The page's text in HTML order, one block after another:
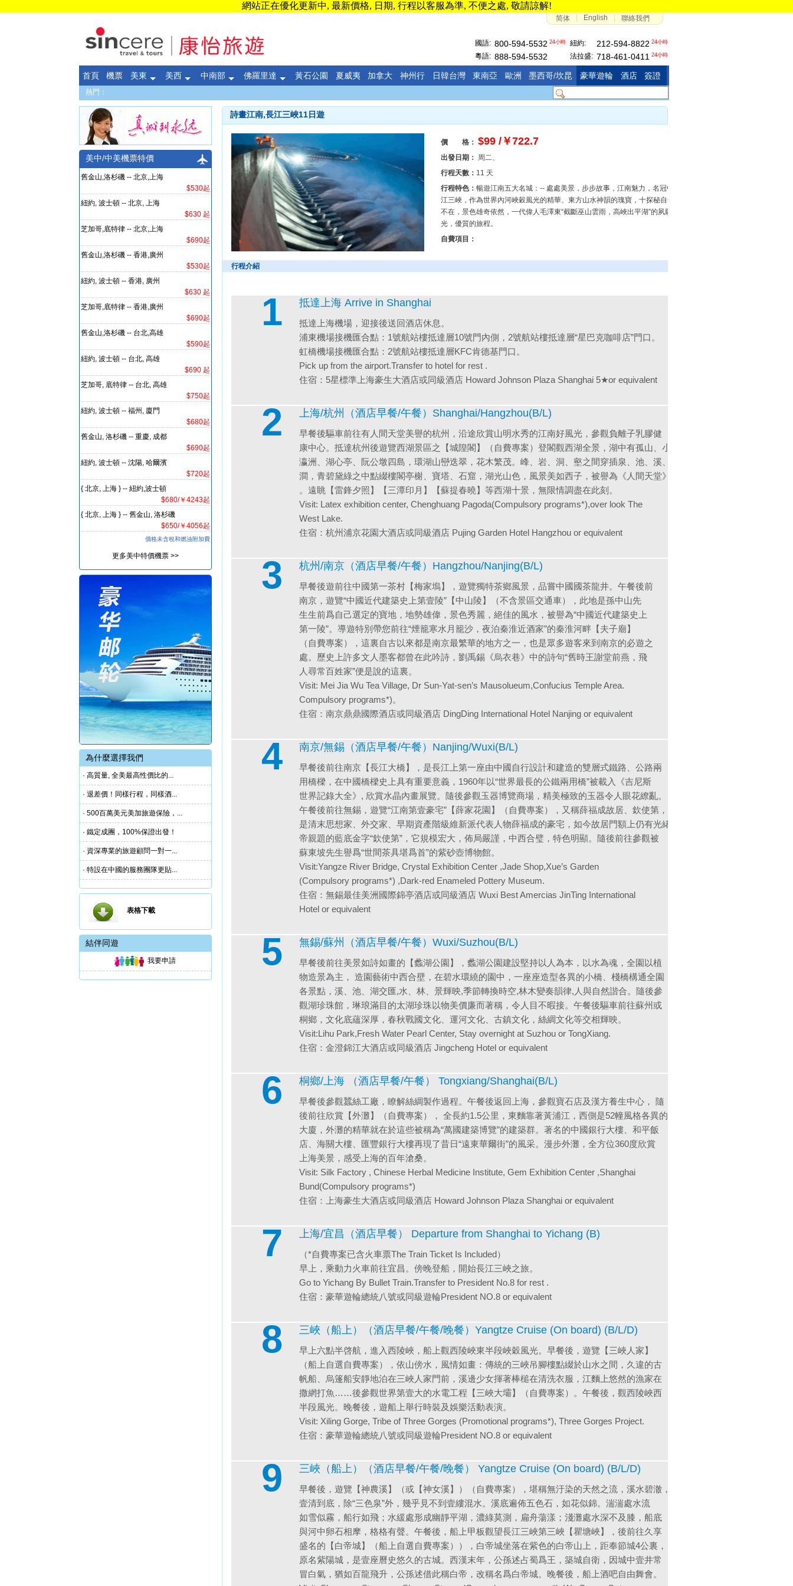
網站正在優化更新中, 最新價格, 日期, 行程以客服為準, 不便之處, 敬請諒解!
简体 English 聯絡我們
國語: 800-594-5532 24小時 紐約: 212-594-8822 24小時
粵語: 888-594-5532 法拉盛: 718-461-0411 24小時
首頁 機票 美東 美西 中南部 佛羅里達 黃石公園 夏威夷 加拿大 神州行 日韓台灣 東南亞 歐洲 墨西哥/坎昆 豪華遊輪 酒店 簽證
熱門：
美中/中美機票特價
舊金山,洛杉磯 -- 北京,上海
$530起
紐約, 波士頓 -- 北京, 上海
$630 起
芝加哥,底特律 -- 北京,上海
$690起
舊金山,洛杉磯 -- 香港,廣州
$530起
紐約, 波士頓 -- 香港, 廣州
$630 起
芝加哥,底特律 -- 香港,廣州
$690起
舊金山,洛杉磯 -- 台北,高雄
$590起
紐約, 波士頓 -- 台北, 高雄
$690 起
芝加哥, 底特律 -- 台北, 高雄
$750起
紐約, 波士頓 -- 福州, 廈門
$680起
舊金山, 洛杉磯 -- 重慶, 成都
$690起
紐約, 波士頓 -- 沈陽, 哈爾濱
$720起
{ 北京, 上海 } -- 紐約,波士頓
$680/￥4243起
{ 北京, 上海 } -- 舊金山, 洛杉磯
$650/￥4056起
價格未含稅和燃油附加費
更多美中特價機票 >>
為什麼選擇我們
· 高質量, 全美最高性價比的...
· 退差價！同樣行程，同樣酒...
· 500百萬美元美加旅遊保險，...
· 鐵定成團，100%保證出發！
· 資深專業的旅遊顧問一對一...
· 特設在中國的服務團隊更貼...
表格下載
結伴同遊
我要申請
詩畫江南,長江三峽11日遊
價 格： $99/￥722.7
出發日期： 周二、
行程天數： 11 天
行程特色： 暢遊江南五大名城：-- 處處美景，步步故事，江南魅力，名冠中華 ★長江三峽：-- 萬裏長江、孕育了
江三峽，作為世界內河峽穀風光的精華、東方山水神韻的瑰寶，十探秘自然、尋根文化、品味人生的旅遊勝地。
不在，景色雄奇依然，一代偉人毛澤東“截斷巫山雲雨，高峽出平湖”的夙願變成了現實。 ★-- 乘坐豪華五星長江
光，優質的旅程。
自費項目：
行程介紹
1 抵達上海 Arrive in Shanghai
抵達上海機場，迎接後送回酒店休息。
浦東機場接機匯合點：1號航站樓抵達層10號門內側，2號航站樓抵達層“星巴克咖啡店”門口。
虹橋機場接機匯合點：2號航站樓抵達層KFC肯德基門口。
Pick up from the airport.Transfer to hotel for rest .
住宿：5星標準上海豪生大酒店或同級酒店 Howard Johnson Plaza Shanghai 5★or equivalent
2 上海/杭州（酒店早餐/午餐）Shanghai/Hangzhou(B/L)
早餐後驅車前往有人間天堂美譽的杭州，沿途欣賞山明水秀的江南好風光，參觀負離子乳膠健
康中心。抵達杭州後遊覽西湖景區之【城隍閣】（自費專案）登閣觀西湖全景，湖中有孤山、小
瀛洲、湖心亭、阮公墩四島，環湖山巒迭翠，花木繁茂。峰、岩、洞、壑之間穿插泉、池、溪、
澗，青碧黛綠之中點綴樓閣亭榭、寶塔、石窟，湖光山色，風景美如西子，被譽為《人間天堂》
。遠眺【雷鋒夕照】【三潭印月】【蘇提春曉】等西湖十景，無限情調盡在此刻。
Visit: Latex exhibition center, Chenghuang Pagoda(Compulsory programs*),over look The
West Lake.
住宿：杭州浦京花園大酒店或同級酒店 Pujing Garden Hotel Hangzhou or equivalent
3 杭州/南京（酒店早餐/午餐）Hangzhou/Nanjing(B/L)
早餐後遊前往中國第一茶村【梅家塢】，遊覽獨特茶鄉風景，品嘗中國國茶龍井。午餐後前
南京，遊覽“中國近代建築史上第壹陵”【中山陵】（不含景區交通車），此地是孫中山先
生生前爲自己選定的寶地，地勢雄偉，景色秀麗，絕佳的風水，被譽為“中國近代建築史上
第一陵”。導遊特別帶您前往“煙籠寒水月籠沙，夜泊秦淮近酒家”的秦淮河畔【夫子廟】
（自費專案），這裏自古以來都是南京最繁華的地方之一，也是眾多遊客來到南京的必遊之
處。歷史上許多文人墨客都曾在此吟詩，劉禹錫《烏衣巷》中的詩句“舊時王謝堂前燕，飛
人尋常百姓家”便是說的這裏。
Visit: Mei Jia Wu Tea Village, Dr Sun-Yat-sen’s Mausolueum,Confucius Temple Area.
Compulsory programs*)。
住宿：南京鼎鼎國際酒店或同級酒店 DingDing International Hotel Nanjing or equivalent
4 南京/無錫（酒店早餐/午餐）Nanjing/Wuxi(B/L)
早餐後前往南京【長江大橋】，是長江上第一座由中國自行設計和建造的雙層式鐵路、公路兩
用橋樑，在中國橋樑史上具有重要意義，1960年以“世界最長的公鐵兩用橋”被載入《吉尼斯
世界記錄大全》, 欣賞水晶內畫展覽。隨後參觀玉器博覽商場，精美極致的玉器令人眼花繚亂。
午餐後前往無錫，遊覽“江南第壹豪宅”【薛家花園】（自費專案），又稱薛福成故居、欽使第，
是清末思想家、外交家、早期資產階級維新派代表人物薛福成的豪宅，如今故居門額上仍有光緒
帝親題的藍底金字“欽使第”，它規模宏大，佈局嚴謹，中西合璧，特色明顯。隨後前往參觀被
蘇東坡先生譽爲“世間茶具堪爲首”的紫砂壺博物館。
Visit:Yangze River Bridge, Crystal Exhibition Center ,Jade Shop,Xue’s Garden
(Compulsory programs*) ,Dark-red Enameled Pottery Museum.
住宿：無錫最佳美洲國際錦亭酒店或同級酒店 Wuxi Best Amercias JinTing International
Hotel or equivalent
5 無錫/蘇州（酒店早餐/午餐）Wuxi/Suzhou(B/L)
早餐後前往美景如詩如畫的【蠡湖公園】，蠡湖公園建設堅持以人為本，以水為魂，全園以植
物造景為主， 造園藝術中西合壁，在碧水環繞的園中，一座座造型各異的小橋、棧橋構通全園
各景點，溪、池、湖交匯,水、林、景輝映,季節轉換時空,林木變奏韻律,人與自然諧合。隨後參
觀湖珍珠館，琳琅滿目的太湖珍珠以物美價廉而著稱，令人目不暇接。午餐後驅車前往蘇州或
桐鄉，文化底蘊深厚，春秋戰國文化、運河文化、古鎮文化，絲綢文化等交相輝映。
Visit:Lihu Park,Fresh Water Pearl Center, Stay overnight at Suzhou or TongXiang.
住宿：金澄錦江大酒店或同級酒店 Jingcheng Hotel or equivalent
6 桐鄉/上海 （酒店早餐/午餐） Tongxiang/Shanghai(B/L)
早餐後參觀蠶絲工廠，瞭解絲綢製作過程。午餐後返回上海，參觀寶石店及漢方養生中心， 隨
後前往欣賞【外灘】（自費專案）， 全長約1.5公里，東麵靠著黃浦江，西側是52幢風格各異的
大廈，外灘的精華就在於這些被稱為“萬國建築博覽”的建築群。著名的中國銀行大樓、和平飯
店、海關大樓、匯豐銀行大樓再現了昔日“遠東華爾街”的風采。漫步外灘，全方位360度欣賞
上海美景，感受上海的百年滄桑。
Visit: Silk Factory , Chinese Herbal Medicine Institute, Gem Exhibition Center ,Shanghai
Bund(Compulsory programs*)
住宿：上海豪生大酒店或同級酒店 Howard Johnson Plaza Shanghai or equivalent
7 上海/宜昌（酒店早餐） Departure from Shanghai to Yichang (B)
（*自費專案已含火車票The Train Ticket Is Included）
早上，乘動力火車前往宜昌。傍晚登船，開始長江三峽之旅。
Go to Yichang By Bullet Train.Transfer to President No.8 for rest .
住宿：豪華遊輪總統八號或同級遊輪President NO.8 or equivalent
8 三峽（船上）（酒店早餐/午餐/晚餐）Yangtze Cruise (On board) (B/L/D)
早上六點半啓航，進入西陵峽，船上觀西陵峽東半段峽穀風光。早餐後，遊覽【三峽人家】
（船上自選自費專案），依山傍水，風情如畫：傳統的三峽吊腳樓點綴於山水之間，久違的古
帆船、烏篷船安靜地泊在三峽人家門前，溪邊少女揮著棒槌在清洗衣服，江麵上悠然的漁家在
撒網打魚……後參觀世界第壹大的水電工程【三峽大壩】（自費專案）。午餐後，觀西陵峽西
半段風光。晚餐後，遊船上舉行時裝及娛樂活動表演。
Visit: Xiling Gorge, Tribe of Three Gorges (Promotional programs*), Three Gorges Project.
住宿：豪華遊輪總統八號或同級遊輪President NO.8 or equivalent
9 三峽（船上）（酒店早餐/午餐/晚餐） Yangtze Cruise (On board) (B/L/D)
早餐後，遊覽【神農溪】（或【神女溪】）（自費專案），堪稱無汙染的天然之流，溪水碧澈，
壹清到底，除“三色泉”外，幾乎見不到壹縷混水。溪底遍佈五色石，如花似錦。湍湍處水流
如雪似霧，船行如飛；水緩處形成幽靜平湖，濃綠莫測，扁舟蕩漾；淺灘處水深不及膝，船底
與河中卵石相摩，格格有聲。午餐後，船上甲板觀望長江三峽第三峽【瞿塘峽】，後前往久享
盛名的【白帝城】（船上自選自費專案）），白帝城坐落在紫色的白帝山上，距奉節城4公裏，
原名紫陽城，是壹座曆史悠久的古城。西漢末年，公孫述占蜀爲王，築城自衛，因城中壹井常
冒白氣，猶如百龍飛升，公孫述借此稱白帝，改稱名爲白帝城。晚餐後，船上酒吧自由舞會。